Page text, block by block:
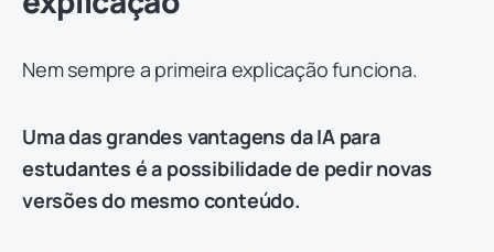
Nem sempre a primeira explicação funciona.
Uma das grandes vantagens da IA para
estudantes é a possibilidade de pedir novas
versões do mesmo conteúdo.